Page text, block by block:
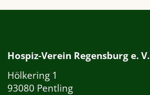
Hospiz-Verein Regensburg e. V.
Hölkering 1
93080 Pentling